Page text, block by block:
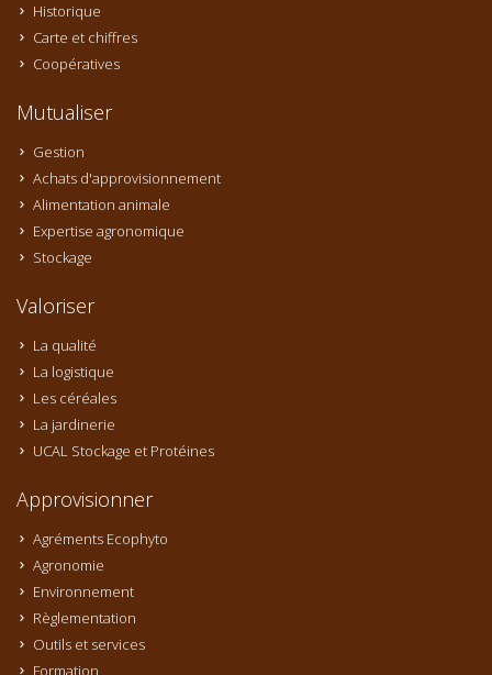
Historique
Carte et chiffres
Coopératives
Mutualiser
Gestion
Achats d'approvisionnement
Alimentation animale
Expertise agronomique
Stockage
Valoriser
La qualité
La logistique
Les céréales
La jardinerie
UCAL Stockage et Protéines
Approvisionner
Agréments Ecophyto
Agronomie
Environnement
Règlementation
Outils et services
Formation